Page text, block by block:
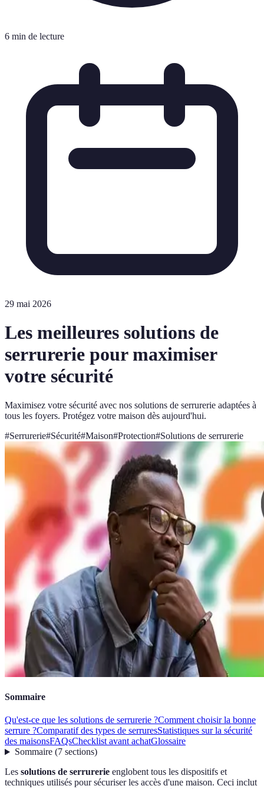
6 min de lecture
29 mai 2026
Les meilleures solutions de
serrurerie pour maximiser
votre sécurité
Maximisez votre sécurité avec nos solutions de serrurerie adaptées à
tous les foyers. Protégez votre maison dès aujourd'hui.
#Serrurerie#Sécurité#Maison#Protection#Solutions de serrurerie
Sommaire
Qu'est-ce que les solutions de serrurerie ?Comment choisir la bonne
serrure ?Comparatif des types de serruresStatistiques sur la sécurité
des maisonsFAQsChecklist avant achatGlossaire
Sommaire(7 sections)
Les solutions de serrurerie englobent tous les dispositifs et
techniques utilisés pour sécuriser les accès d'une maison. Ceci inclut